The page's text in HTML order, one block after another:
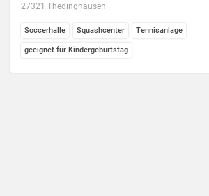
27321 Thedinghausen
Soccerhalle Squashcenter Tennisanlage
geeignet für Kindergeburtstag